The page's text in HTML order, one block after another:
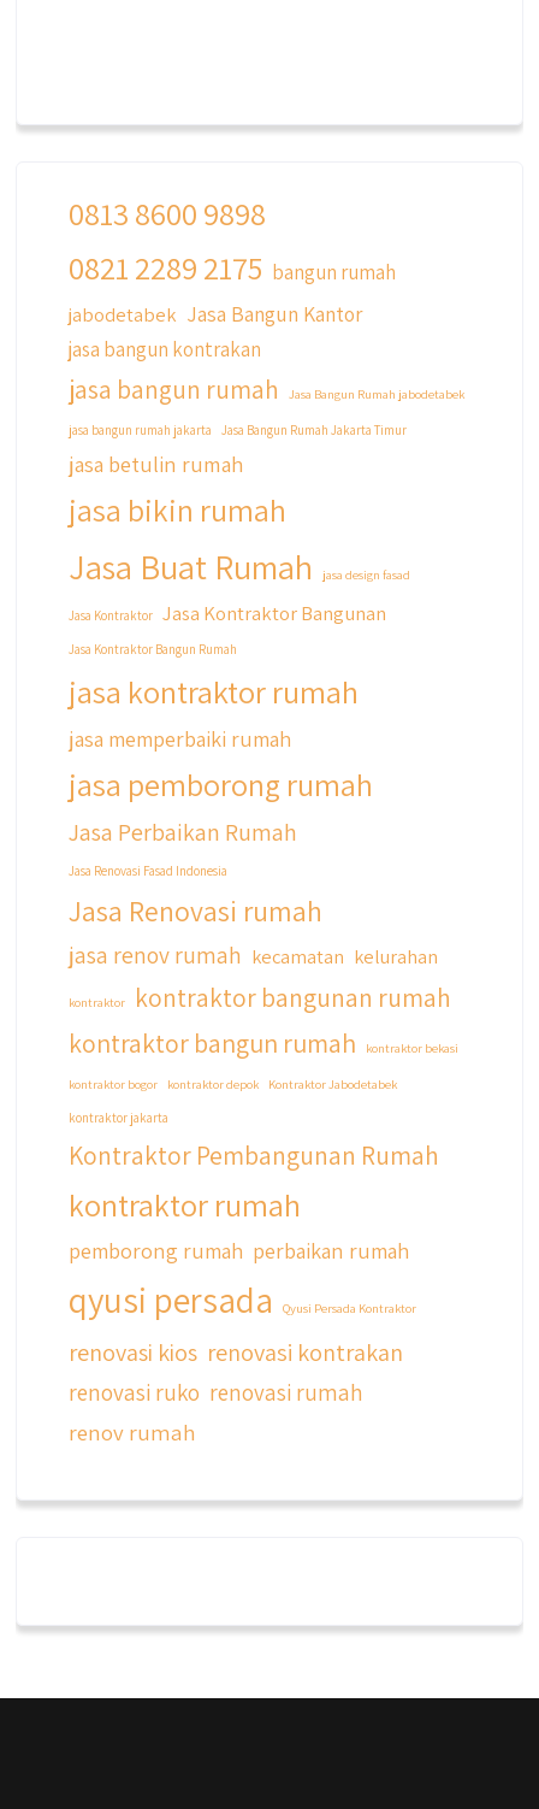
0813 8600 9898
0821 2289 2175 bangun rumah
jabodetabek Jasa Bangun Kantor
jasa bangun kontrakan
jasa bangun rumah Jasa Bangun Rumah jabodetabek
jasa bangun rumah jakarta Jasa Bangun Rumah Jakarta Timur
jasa betulin rumah
jasa bikin rumah
Jasa Buat Rumah jasa design fasad
Jasa Kontraktor Jasa Kontraktor Bangunan
Jasa Kontraktor Bangun Rumah
jasa kontraktor rumah
jasa memperbaiki rumah
jasa pemborong rumah
Jasa Perbaikan Rumah
Jasa Renovasi Fasad Indonesia
Jasa Renovasi rumah
jasa renov rumah kecamatan kelurahan
kontraktor
kontraktor bangunan rumah
kontraktor bangun rumah
kontraktor bekasi
kontraktor bogor kontraktor depok
Kontraktor Jabodetabek
kontraktor jakarta
Kontraktor Pembangunan Rumah
kontraktor rumah
pemborong rumah perbaikan rumah
qyusi persada Qyusi Persada Kontraktor
renovasi kios renovasi kontrakan
renovasi ruko renovasi rumah
renov rumah